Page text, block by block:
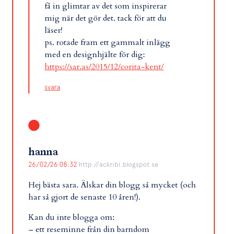
få in glimtar av det som inspirerar
mig när det gör det. tack för att du
läser!
ps. rotade fram ett gammalt inlägg
med en designhjälte för dig:
https://sar.as/2015/12/corita-kent/
svara
hanna
26/02/26 08:32 http://ackribi.blogspot.se
Hej bästa sara. Älskar din blogg så mycket (och
har så gjort de senaste 10 åren!).
Kan du inte blogga om:
– ett reseminne från din barndom